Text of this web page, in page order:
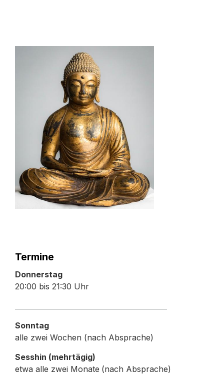
Termine
Donnerstag
20:00 bis 21:30 Uhr
Sonntag
alle zwei Wochen (nach Absprache)
Sesshin (mehrtägig)
etwa alle zwei Monate (nach Absprache)